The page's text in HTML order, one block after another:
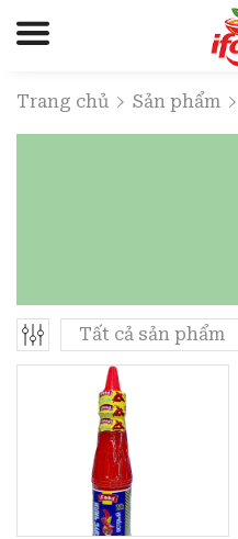
Trang chủ Sản phẩm
Tất cả sản phẩm